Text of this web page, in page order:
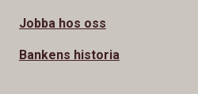
Jobba hos oss
Bankens historia